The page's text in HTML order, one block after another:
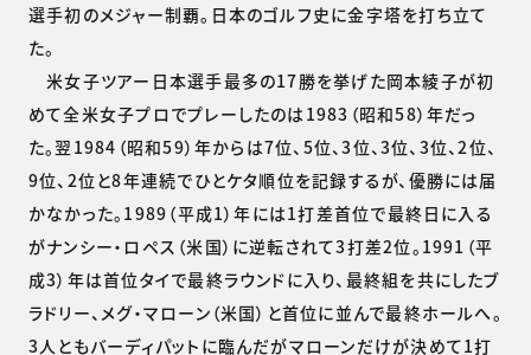
選手初のメジャー制覇。日本のゴルフ史に金字塔を打ち立て
た。
米女子ツアー日本選手最多の17勝を挙げた岡本綾子が初
めて全米女子プロでプレーしたのは1983（昭和58）年だっ
た。翌1984（昭和59）年からは7位、5位、3位、3位、3位、2位、
9位、2位と8年連続でひとケタ順位を記録するが、優勝には届
かなかった。1989（平成1）年には1打差首位で最終日に入る
がナンシー・ロペス（米国）に逆転されて3打差2位。1991（平
成3）年は首位タイで最終ラウンドに入り、最終組を共にしたブ
ラドリー、メグ・マローン（米国）と首位に並んで最終ホールへ。
3人ともバーディパットに臨んだがマローンだけが決めて1打